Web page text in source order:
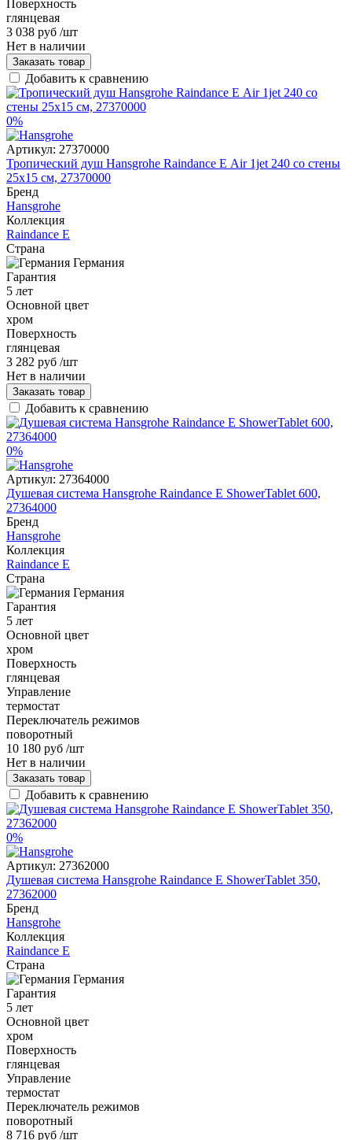
Поверхность
глянцевая
3 038 руб /шт
Нет в наличии
Заказать товар
Добавить к сравнению
0%
Артикул: 27370000
Тропический душ Hansgrohe Raindance Е Air 1jet 240 со стены
25x15 см, 27370000
Бренд
Hansgrohe
Коллекция
Raindance E
Страна
Германия
Гарантия
5 лет
Основной цвет
хром
Поверхность
глянцевая
3 282 руб /шт
Нет в наличии
Заказать товар
Добавить к сравнению
0%
Артикул: 27364000
Душевая система Hansgrohe Raindance E ShowerTablet 600,
27364000
Бренд
Hansgrohe
Коллекция
Raindance E
Страна
Германия
Гарантия
5 лет
Основной цвет
хром
Поверхность
глянцевая
Управление
термостат
Переключатель режимов
поворотный
10 180 руб /шт
Нет в наличии
Заказать товар
Добавить к сравнению
0%
Артикул: 27362000
Душевая система Hansgrohe Raindance E ShowerTablet 350,
27362000
Бренд
Hansgrohe
Коллекция
Raindance E
Страна
Германия
Гарантия
5 лет
Основной цвет
хром
Поверхность
глянцевая
Управление
термостат
Переключатель режимов
поворотный
8 716 руб /шт